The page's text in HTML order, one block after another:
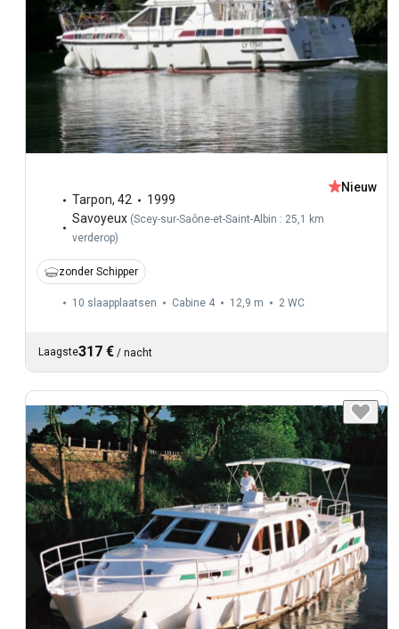
Tarpon, 42
1999
Savoyeux (Scey-sur-Saône-et-Saint-Albin : 25,1 km
verderop)
Nieuw
zonder Schipper
10 slaapplaatsen Cabine 4 12,9 m 2 WC
Laagste317 € / nacht